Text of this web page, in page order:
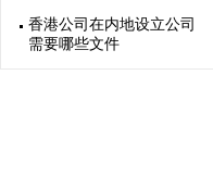
香港公司在内地设立公司
需要哪些文件